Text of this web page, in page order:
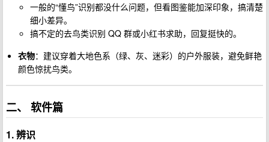
一般的“懂鸟”识别都没什么问题，但看图鉴能加深印象，搞清楚
细小差异。
搞不定的去鸟类识别 QQ 群或小红书求助，回复挺快的。
衣物：建议穿着大地色系（绿、灰、迷彩）的户外服装，避免鲜艳
颜色惊扰鸟类。
二、 软件篇
1. 辨识